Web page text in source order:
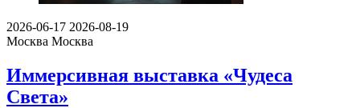
2026-06-17 2026-08-19
Москва Москва
Иммерсивная выставка «Чудеса
Света»